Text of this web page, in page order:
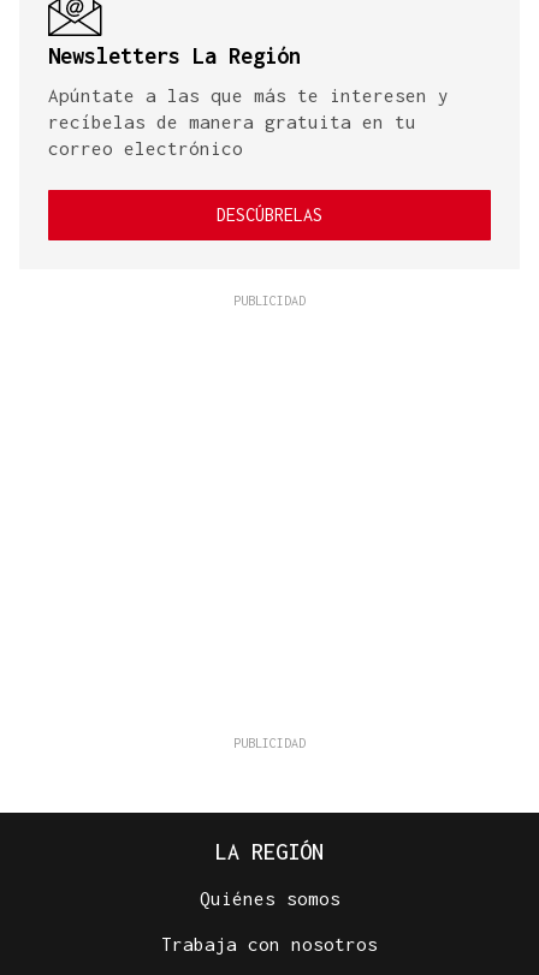
Newsletters La Región
Apúntate a las que más te interesen y
recíbelas de manera gratuita en tu
correo electrónico
DESCÚBRELAS
LA REGIÓN
Quiénes somos
Trabaja con nosotros